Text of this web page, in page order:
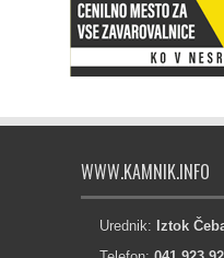
WWW.KAMNIK.INFO
Urednik: Iztok